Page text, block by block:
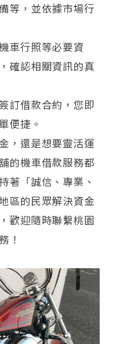
等，並依據市場行
車行照等必要資
確認相關資訊的真
訂借款合約，您即
便捷。​
，還是想要靈活運
的機車借款服務都
著「誠信、專業、
區的民眾解決資金
歡迎隨時聯繫桃園
！